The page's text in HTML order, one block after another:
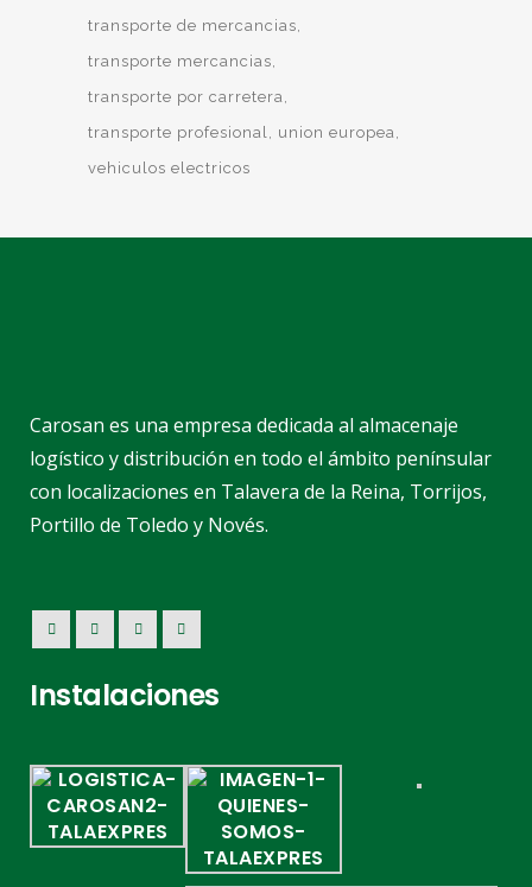
transporte de mercancias
transporte mercancias
transporte por carretera
transporte profesional
union europea
vehiculos electricos
Carosan es una empresa dedicada al almacenaje
logístico y distribución en todo el ámbito penínsular
con localizaciones en Talavera de la Reina, Torrijos,
Portillo de Toledo y Novés.
Instalaciones